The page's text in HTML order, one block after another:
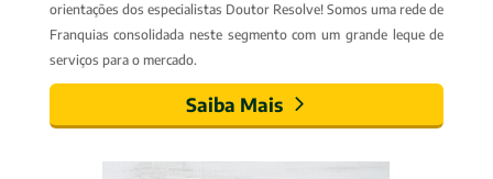
orientações dos especialistas Doutor Resolve! Somos uma rede de
Franquias consolidada neste segmento com um grande leque de
serviços para o mercado.
Saiba Mais